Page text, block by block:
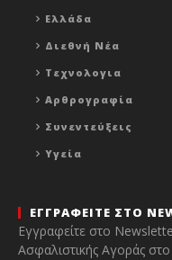
Ελλάδα
Διεθνή Νέα
Τεχνολογια
Αρθρογραφία
Συνεντεύξεις
Υγεία
ΕΓΓΡΑΦΕΙΤΕ ΣΤΟ
Εγγραφείτε στο
Ασφαλιστικής Αγοράς